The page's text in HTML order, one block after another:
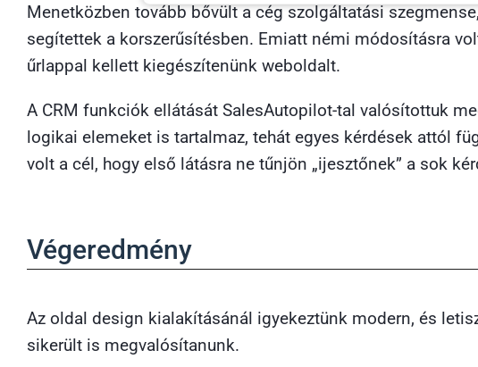
Menetközben tovább bővült a cég szolgáltatási
segítettek a korszerűsítésben. Emiatt némi módosításra
űrlappal kellett kiegészítenünk weboldalt.
A CRM funkciók ellátását SalesAutopilot-tal valósítottuk
logikai elemeket is tartalmaz, tehát egyes kérdések attól
volt a cél, hogy első látásra ne tűnjön „ijesztőnek” a sok
Végeredmény
Az oldal design kialakításánál igyekeztünk modern, és
sikerült is megvalósítanunk.